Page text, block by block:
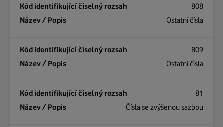
808
Ostatní čísla
809
Ostatní čísla
81
Čísla se zvýšenou sazbou